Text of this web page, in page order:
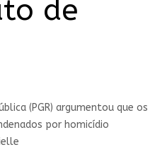
de
(PGR) argumentou que os
por homicídio